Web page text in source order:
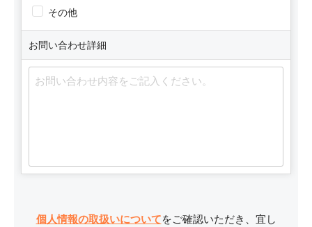
その他
お問い合わせ詳細
個人情報の取扱いについてをご確認いただき、宜し